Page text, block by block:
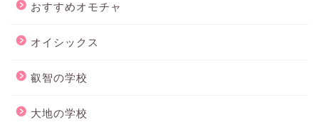
おすすめオモチャ
オイシックス
叡智の学校
大地の学校